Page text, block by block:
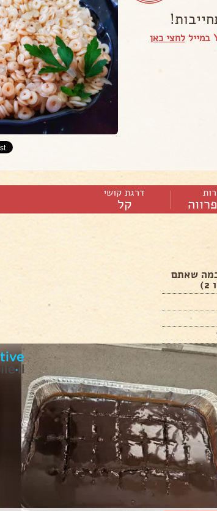
לחצי כאן
דרגת קושי
קל
שאתם